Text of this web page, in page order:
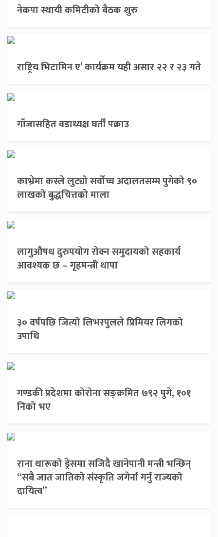
नेकपा स्थायी कमिटीको बैठक शुरु
राष्ट्रिय भिटामिन ए’ कार्यक्रम यही असार २२ र २३ गते
गाँजासहित वडाध्यक्ष घर्ती पक्राउ
काभ्रेमा कस्ले लुट्यो सर्वोच्च अदालतसम्म पुगेको ९०
लाखको बुद्धचित्तको माला
लागुऔषध दुरुपयोग रोक्न समुदायको सहकार्य
आवश्यक छ – गृहमन्त्री थापा
३० वर्षपछि जित्यो लिभरपुलले प्रिमियर लिगको
उपाधि
गण्डकी प्रदेशमा कोरोना सङ्क्रमित ७९२ पुगे, १०१
निको भए
राना थारूको ड्रेसमा सजिदै खानेपानी मन्त्री भन्छिन्
“सबै जात जातिको संस्कृति जगेर्ना गर्नु राज्यको
दायित्व”